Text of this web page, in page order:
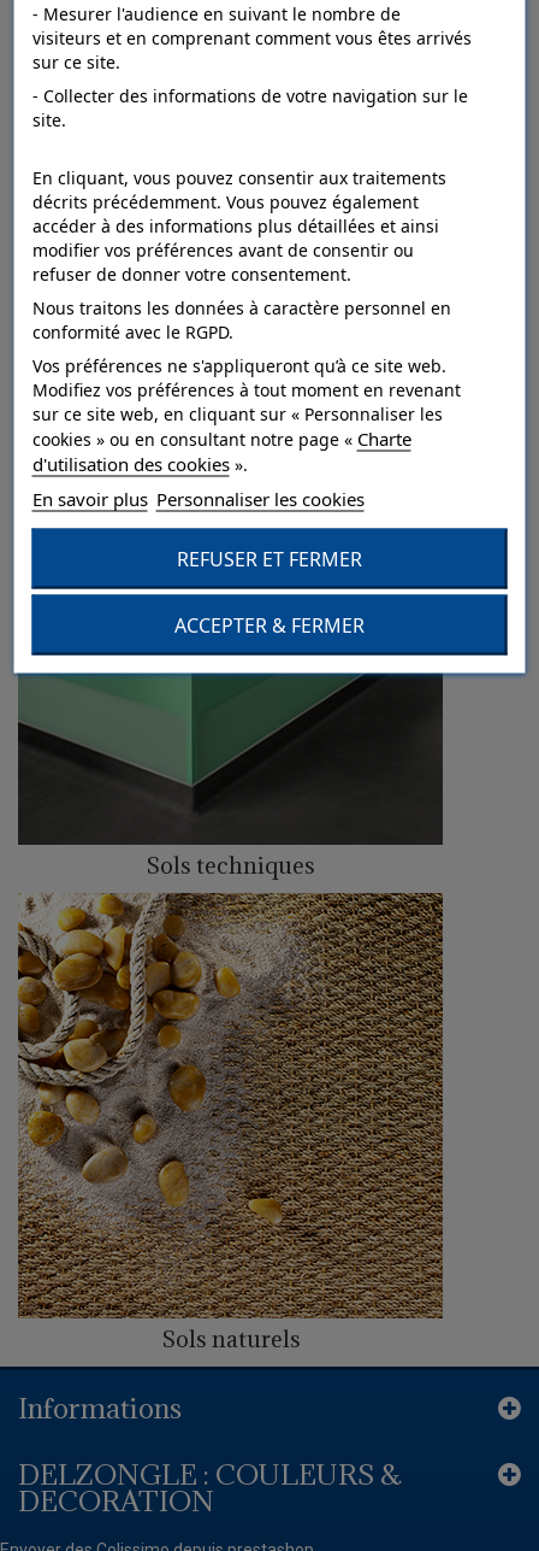
Gazons synthétiques
Sols techniques
Sols naturels
Informations
DELZONGLE : COULEURS &
DECORATION
- Mesurer l'audience en suivant le nombre de
visiteurs et en comprenant comment vous êtes arrivés
sur ce site.
- Collecter des informations de votre navigation sur le
site.
En cliquant, vous pouvez consentir aux traitements
décrits précédemment. Vous pouvez également
accéder à des informations plus détaillées et ainsi
modifier vos préférences avant de consentir ou
refuser de donner votre consentement.
Nous traitons les données à caractère personnel en
conformité avec le RGPD.
Vos préférences ne s'appliqueront qu’à ce site web.
Modifiez vos préférences à tout moment en revenant
sur ce site web, en cliquant sur « Personnaliser les
cookies » ou en consultant notre page « Charte
d'utilisation des cookies».
En savoir plus Personnaliser les cookies
REFUSER ET FERMER
ACCEPTER & FERMER